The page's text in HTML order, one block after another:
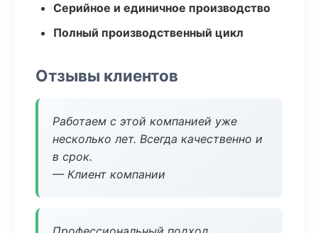
Серийное и единичное производство
Полный производственный цикл
Отзывы клиентов
Работаем с этой компанией уже
несколько лет. Всегда качественно и
в срок.
— Клиент компании